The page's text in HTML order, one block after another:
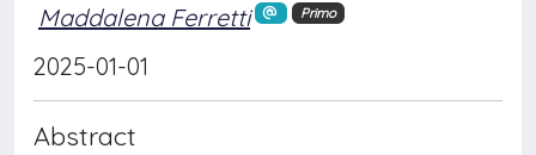
Maddalena Ferretti Primo
2025-01-01
Abstract